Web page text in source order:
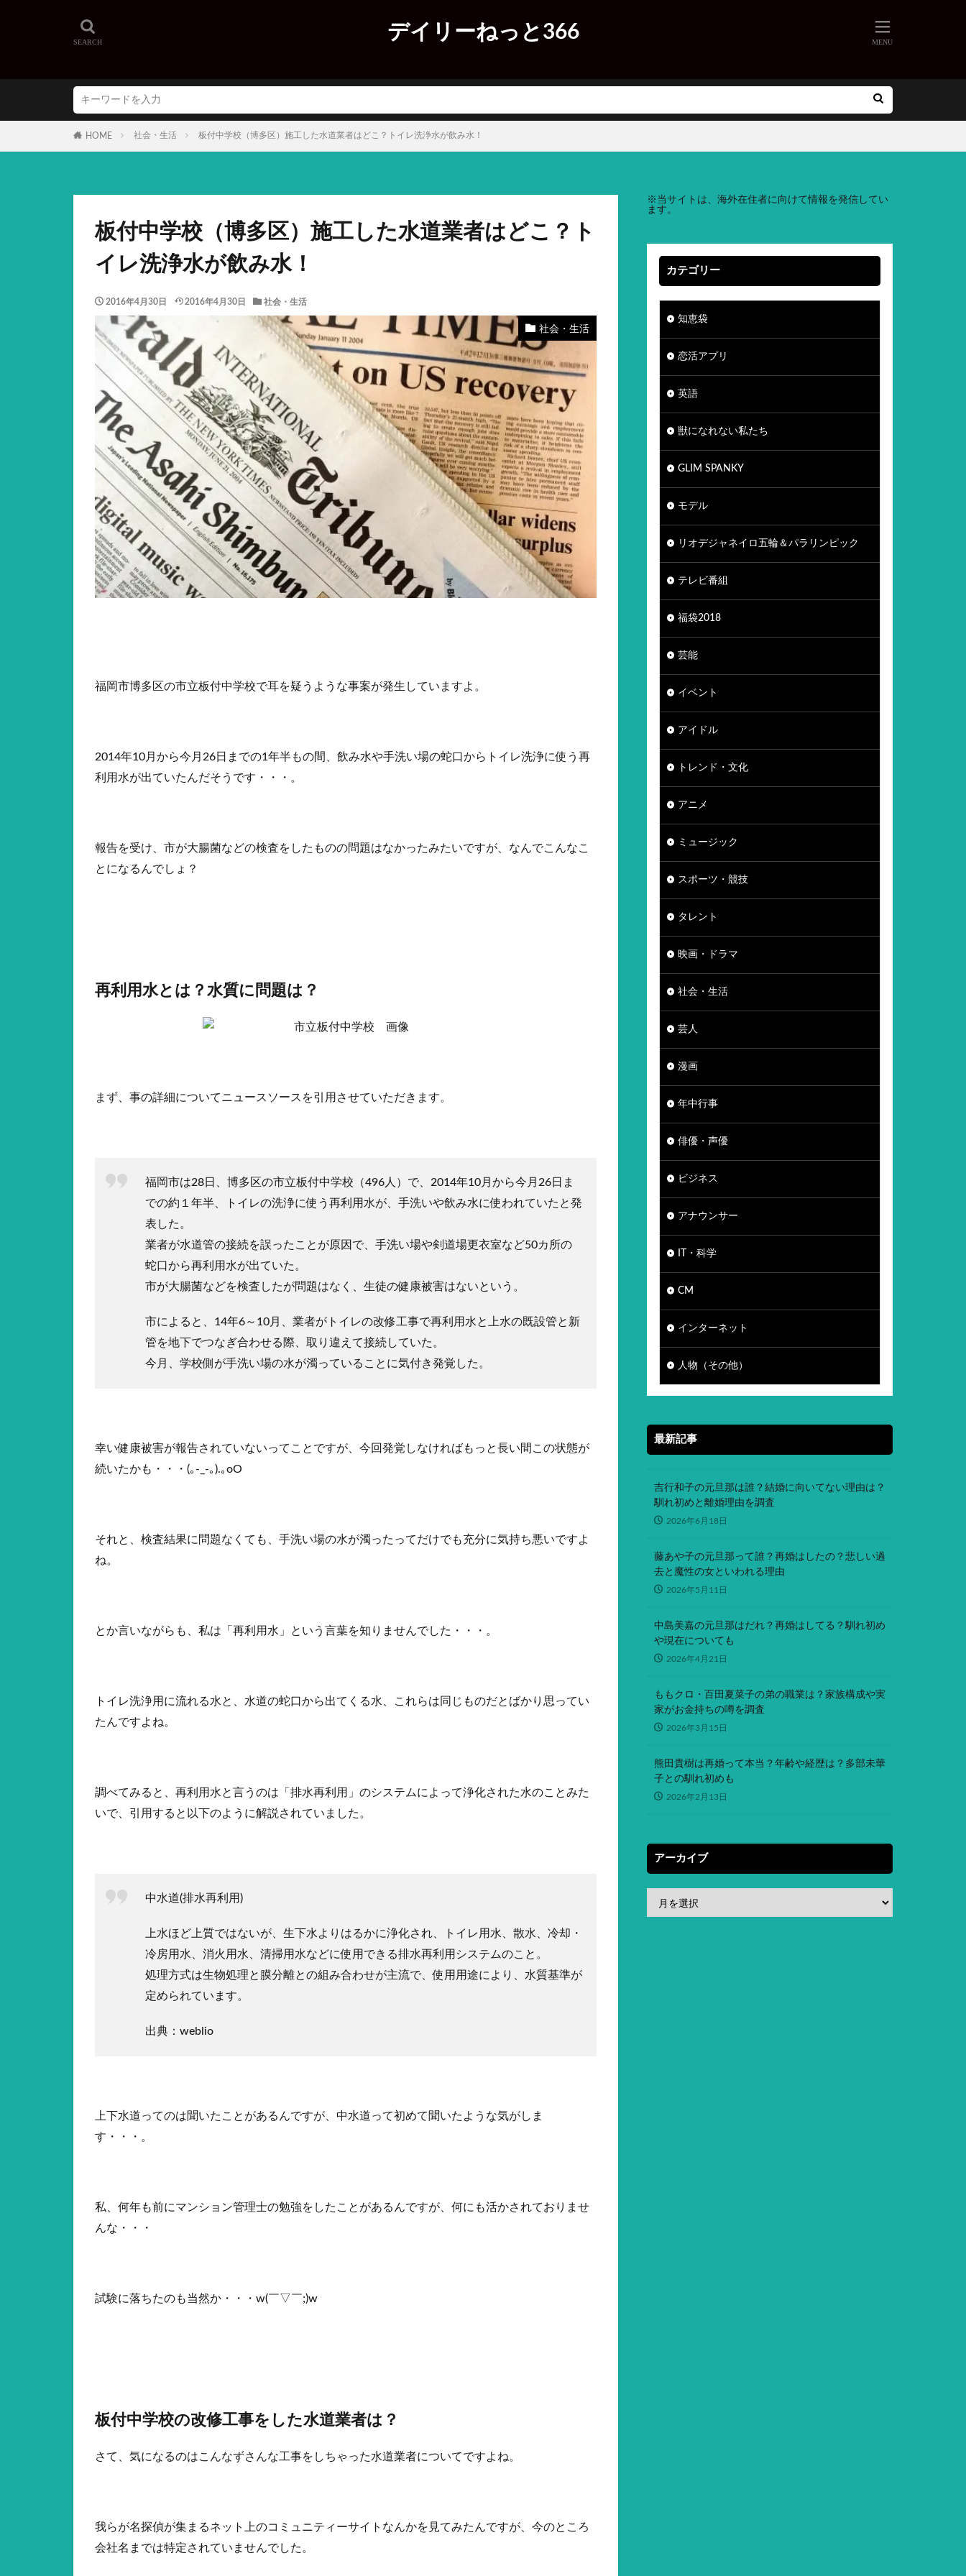
デイリーねっと366
HOME 社会・生活 板付中学校（博多区）施工した水道業者はどこ？トイレ洗浄水が飲み水！
板付中学校（博多区）施工した水道業者はどこ？ト
イレ洗浄水が飲み水！
2016年4月30日 2016年4月30日 社会・生活
社会・生活
福岡市博多区の市立板付中学校で耳を疑うような事案が発生していますよ。
2014年10月から今月26日までの1年半もの間、飲み水や手洗い場の蛇口からトイレ洗浄に使う再
利用水が出ていたんだそうです・・・。
報告を受け、市が大腸菌などの検査をしたものの問題はなかったみたいですが、なんでこんなこ
とになるんでしょ？
再利用水とは？水質に問題は？
まず、事の詳細についてニュースソースを引用させていただきます。
福岡市は28日、博多区の市立板付中学校（496人）で、2014年10月から今月26日ま
での約１年半、トイレの洗浄に使う再利用水が、手洗いや飲み水に使われていたと発
表した。
業者が水道管の接続を誤ったことが原因で、手洗い場や剣道場更衣室など50カ所の
蛇口から再利用水が出ていた。
市が大腸菌などを検査したが問題はなく、生徒の健康被害はないという。
市によると、14年6～10月、業者がトイレの改修工事で再利用水と上水の既設管と新
管を地下でつなぎ合わせる際、取り違えて接続していた。
今月、学校側が手洗い場の水が濁っていることに気付き発覚した。
幸い健康被害が報告されていないってことですが、今回発覚しなければもっと長い間この状態が
続いたかも・・・(｡-_-｡).｡oO
それと、検査結果に問題なくても、手洗い場の水が濁ったってだけでも充分に気持ち悪いですよ
ね。
とか言いながらも、私は「再利用水」という言葉を知りませんでした・・・。
トイレ洗浄用に流れる水と、水道の蛇口から出てくる水、これらは同じものだとばかり思ってい
たんですよね。
調べてみると、再利用水と言うのは「排水再利用」のシステムによって浄化された水のことみた
いで、引用すると以下のように解説されていました。
中水道(排水再利用)
上水ほど上質ではないが、生下水よりはるかに浄化され、トイレ用水、散水、冷却・
冷房用水、消火用水、清掃用水などに使用できる排水再利用システムのこと。
処理方式は生物処理と膜分離との組み合わせが主流で、使用用途により、水質基準が
定められています。
出典：weblio
上下水道ってのは聞いたことがあるんですが、中水道って初めて聞いたような気がしま
す・・・。
私、何年も前にマンション管理士の勉強をしたことがあるんですが、何にも活かされておりませ
んな・・・
試験に落ちたのも当然か・・・w(￣▽￣;)w
板付中学校の改修工事をした水道業者は？
さて、気になるのはこんなずさんな工事をしちゃった水道業者についてですよね。
我らが名探偵が集まるネット上のコミュニティーサイトなんかを見てみたんですが、今のところ
会社名までは特定されていませんでした。
※ 当サイトは、海外在住者に向けて情報を発信してい
ます。
カテゴリー
知恵袋
恋活アプリ
英語
獣になれない私たち
GLIM SPANKY
モデル
リオデジャネイロ五輪＆パラリンピック
テレビ番組
福袋2018
芸能
イベント
アイドル
トレンド・文化
アニメ
ミュージック
スポーツ・競技
タレント
映画・ドラマ
社会・生活
芸人
漫画
年中行事
俳優・声優
ビジネス
アナウンサー
IT・科学
CM
インターネット
人物（その他）
最新記事
吉行和子の元旦那は誰？結婚に向いてない理由は？
馴れ初めと離婚理由を調査
2026年6月18日
藤あや子の元旦那って誰？再婚はしたの？悲しい過
去と魔性の女といわれる理由
2026年5月11日
中島美嘉の元旦那はだれ？再婚はしてる？馴れ初め
や現在についても
2026年4月21日
ももクロ・百田夏菜子の弟の職業は？家族構成や実
家がお金持ちの噂を調査
2026年3月15日
熊田貴樹は再婚って本当？年齢や経歴は？多部未華
子との馴れ初めも
2026年2月13日
アーカイブ